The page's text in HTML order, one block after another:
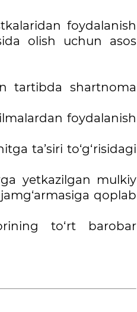
foydalanish
olish uchun asos
tartibda shartnoma
foydalanish
ta’siri to‘g‘risidagi
yetkazilgan mulkiy
qoplab
to‘rt barobar